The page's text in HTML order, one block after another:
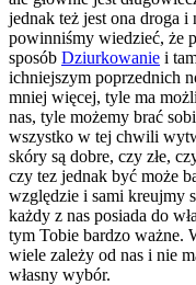
jednak też jest ona droga i
powinniśmy wiedzieć, że
sposób Dziurkowanie i
ichniejszym poprzednich
mniej więcej, tyle ma
nas, tyle możemy brać
wszystko w tej chwili
skóry są dobre, czy złe,
czy tez jednak być może
względzie i sami kreujmy
każdy z nas posiada do
tym Tobie bardzo ważne.
wiele zależy od nas i nie
własny wybór.